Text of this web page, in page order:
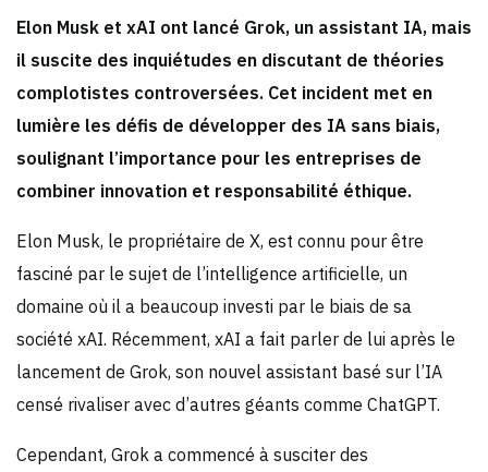
Elon Musk et xAI ont lancé Grok, un assistant IA, mais
il suscite des inquiétudes en discutant de théories
complotistes controversées. Cet incident met en
lumière les défis de développer des IA sans biais,
soulignant l’importance pour les entreprises de
combiner innovation et responsabilité éthique.
Elon Musk, le propriétaire de X, est connu pour être
fasciné par le sujet de l’intelligence artificielle, un
domaine où il a beaucoup investi par le biais de sa
société xAI. Récemment, xAI a fait parler de lui après le
lancement de Grok, son nouvel assistant basé sur l’IA
censé rivaliser avec d’autres géants comme ChatGPT.
Cependant, Grok a commencé à susciter des